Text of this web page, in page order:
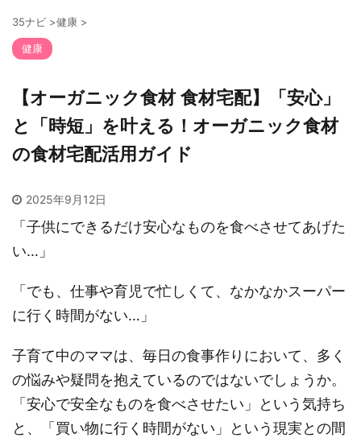
35ナビ >健康 >
健康
【オーガニック食材 食材宅配】「安心」
と「時短」を叶える！オーガニック食材
の食材宅配活用ガイド
2025年9月12日
「子供にできるだけ安心なものを食べさせてあげた
い…」
「でも、仕事や育児で忙しくて、なかなかスーパー
に行く時間がない…」
子育て中のママは、毎日の食事作りにおいて、多く
の悩みや疑問を抱えているのではないでしょうか。
「安心で安全なものを食べさせたい」という気持ち
と、「買い物に行く時間がない」という現実との間